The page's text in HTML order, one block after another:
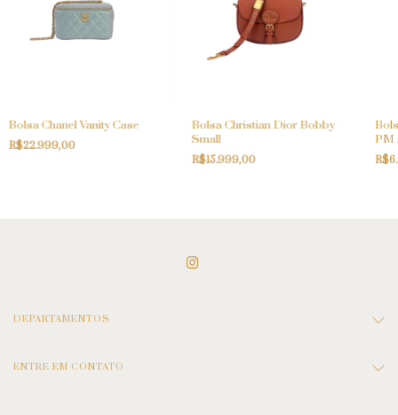
Bolsa Chanel Vanity Case
R$22.999,00
Bolsa Christian Dior Bobby
Small
R$15.999,00
PM
DEPARTAMENTOS
ENTRE EM CONTATO